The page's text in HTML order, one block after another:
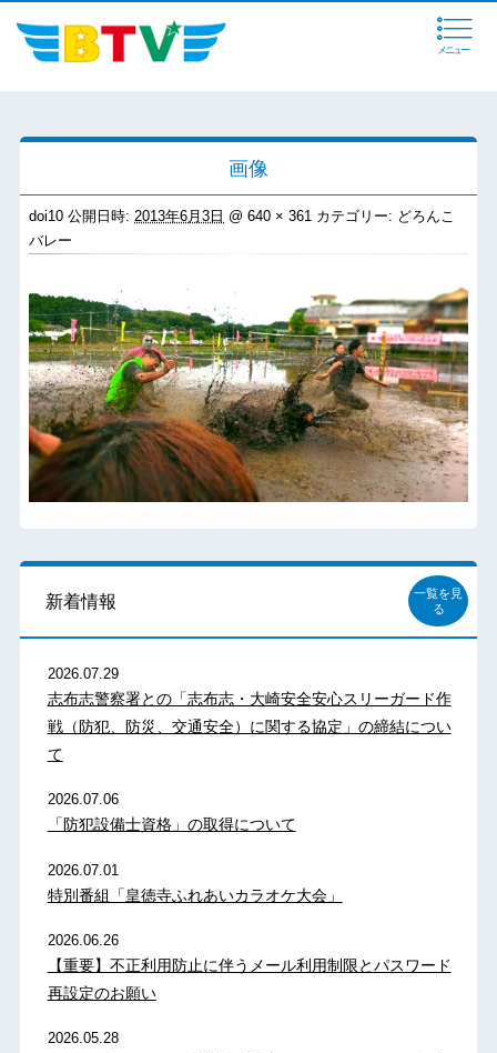
メニュー
画像
doi10公開日時: 2013年6月3日 @640 × 361 カテゴリー: どろんこ
バレー
新着情報
一覧を見
る
2026.07.29
志布志警察署との「志布志・大崎安全安心スリーガード作
戦（防犯、防災、交通安全）に関する協定」の締結につい
て
2026.07.06
「防犯設備士資格」の取得について
2026.07.01
特別番組「皇徳寺ふれあいカラオケ大会」
2026.06.26
【重要】不正利用防止に伴うメール利用制限とパスワード
再設定のお願い
2026.05.28